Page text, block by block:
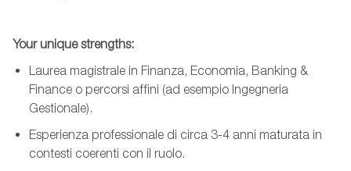
Your unique strengths:
Laurea magistrale in Finanza, Economia, Banking &
Finance o percorsi affini (ad esempio Ingegneria
Gestionale).
Esperienza professionale di circa 3-4 anni maturata in
contesti coerenti con il ruolo.